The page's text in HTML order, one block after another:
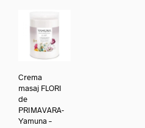
Crema
masaj FLORI
de
PRIMAVARA-
Yamuna –